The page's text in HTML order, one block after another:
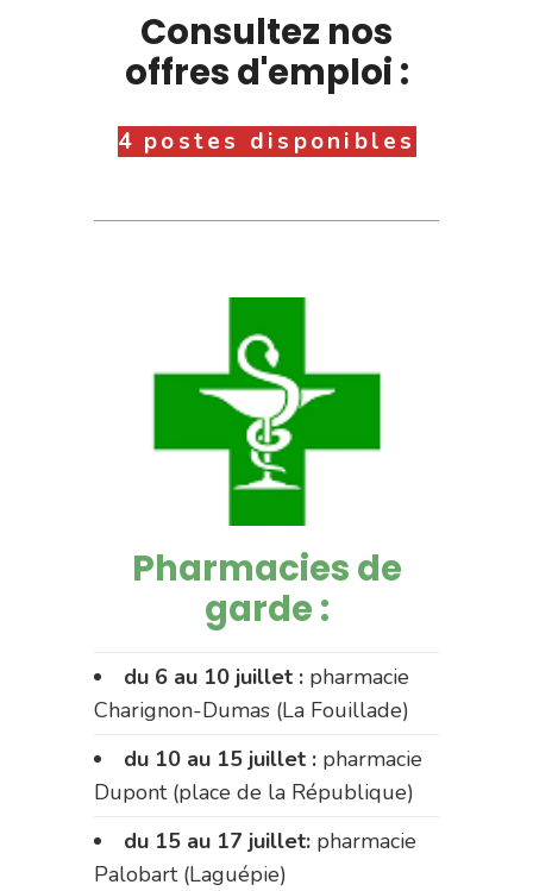
Consultez nos
offres d'emploi :
4 postes disponibles
Pharmacies de
garde :
du 6 au 10 juillet : pharmacie
Charignon-Dumas (La Fouillade)
du 10 au 15 juillet : pharmacie
Dupont (place de la République)
du 15 au 17 juillet: pharmacie
Palobart (Laguépie)